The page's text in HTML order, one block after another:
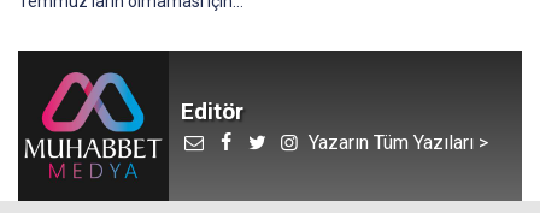
Editör
Yazarın Tüm Yazıları >